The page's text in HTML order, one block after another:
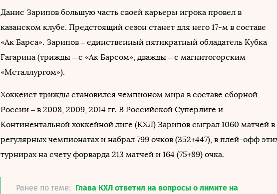
Данис Зарипов большую часть своей карьеры игрока провел в
казанском клубе. Предстоящий сезон станет для него 17-м в составе
«Ак Барса». Зарипов – единственный пятикратный обладатель Кубка
Гагарина (трижды – с «Ак Барсом», дважды – с магнитогорским
«Металлургом»).
Хоккеист трижды становился чемпионом мира в составе сборной
России – в 2008, 2009, 2014 гг. В Российской Суперлиге и
Континентальной хоккейной лиге (КХЛ) Зарипов сыграл 1060 матчей в
регулярных чемпионатах и набрал 799 очков (352+447), в плей-офф
турнирах на счету форварда 213 матчей и 164 (75+89) очка.
Ранее по теме: Глава КХЛ ответил на вопросы о лимите на